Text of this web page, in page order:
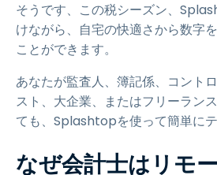
そうです、この税シーズン、
けながら、自宅の快適さから数字
ことができます。
あなたが監査人、簿記係、コント
スト、大企業、またはフリーラン
ても、Splashtopを使って簡単にテ
なぜ会計士はリモ